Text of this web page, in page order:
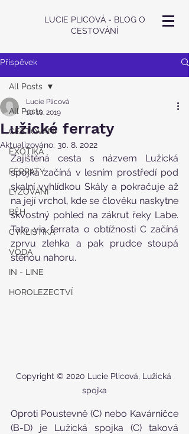
LUCIE PLICOVÁ - BLOG O
CESTOVÁNÍ
Příspěvek
All Posts
CESTOVÁNÍ
EXOTIKA
FERRATY
LYŽOVÁNÍ
BĚH
CYKLISTIKA
VODA
IN - LINE
HOROLEZECTVÍ
All Posts
Lužické ferraty
Lucie Plicová
10. 10. 2019
Aktualizováno: 30. 8. 2022
Zajištěná cesta s názvem Lužická
spojka začíná v lesním prostředí pod
skalní vyhlídkou Skály a pokračuje až
na její vrchol, kde se člověku naskytne
skvostný pohled na zákrut řeky Labe.
Tato via ferrata o obtížnosti C začíná
zprvu zlehka a pak prudce stoupá
stěnou nahoru.
Copyright © 2020 Lucie Plicová, Lužická
spojka
Oproti Poustevně (C) nebo Kavárničce
(B-D) je Lužická spojka (C) taková